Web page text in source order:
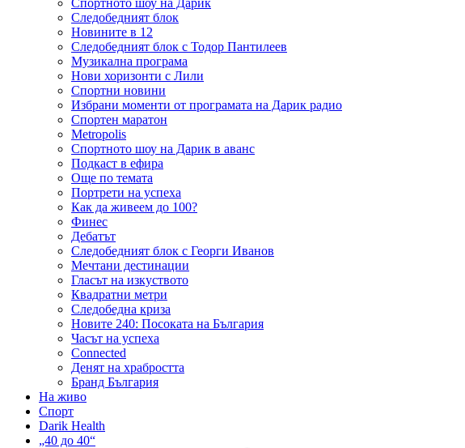
Спортното шоу на Дарик
Следобедният блок
Новините в 12
Следобедният блок с Тодор Пантилеев
Музикална програма
Нови хоризонти с Лили
Спортни новини
Избрани моменти от програмата на Дарик радио
Спортен маратон
Metropolis
Спортното шоу на Дарик в аванс
Подкаст в ефира
Още по темата
Портрети на успеха
Как да живеем до 100?
Финес
Дебатът
Следобедният блок с Георги Иванов
Мечтани дестинации
Гласът на изкуството
Квадратни метри
Следобедна криза
Новите 240: Посоката на България
Часът на успеха
Connected
Денят на храбростта
Бранд България
На живо
Спорт
Darik Health
„40 до 40“